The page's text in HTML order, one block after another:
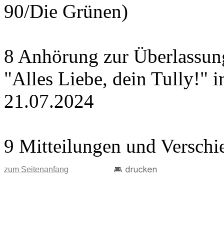
90/Die Grünen)
8 Anhörung zur
"Alles Liebe, dein Tully!"
21.07.2024
9 Mitteilungen und
zum Seitenanfang